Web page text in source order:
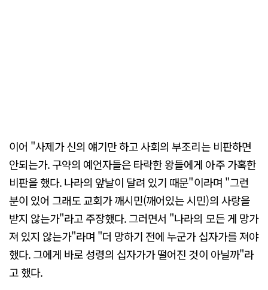
이어 "사제가 신의 얘기만 하고 사회의 부조리는 비판하면
안되는가. 구약의 예언자들은 타락한 왕들에게 아주 가혹한
비판을 했다. 나라의 앞날이 달려 있기 때문"이라며 "그런
분이 있어 그래도 교회가 깨시민(깨어있는 시민)의 사랑을
받지 않는가"라고 주장했다. 그러면서 "나라의 모든 게 망가
져 있지 않는가"라며 "더 망하기 전에 누군가 십자가를 져야
했다. 그에게 바로 성령의 십자가가 떨어진 것이 아닐까"라
고 했다.